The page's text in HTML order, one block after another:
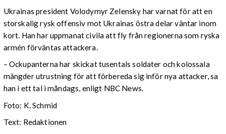
Ukrainas president Volodymyr Zelensky har varnat för att en
storskalig rysk offensiv mot Ukrainas östra delar väntar inom
kort. Han har uppmanat civila att fly från regionerna som ryska
armén förväntas attackera.
– Ockupanterna har skickat tusentals soldater och kolossala
mängder utrustning för att förbereda sig inför nya attacker, sa
han i ett tal i måndags, enligt NBC News.
Foto: K. Schmid
Text: Redaktionen